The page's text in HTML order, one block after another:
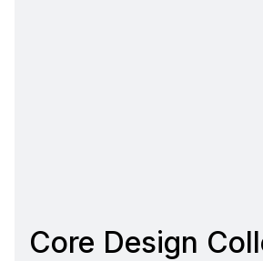
Core Design